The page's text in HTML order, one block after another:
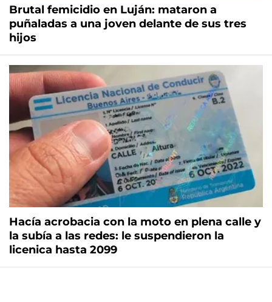
Brutal femicidio en Luján: mataron a
puñaladas a una joven delante de sus tres
hijos
Hacía acrobacia con la moto en plena calle y
la subía a las redes: le suspendieron la
licenica hasta 2099